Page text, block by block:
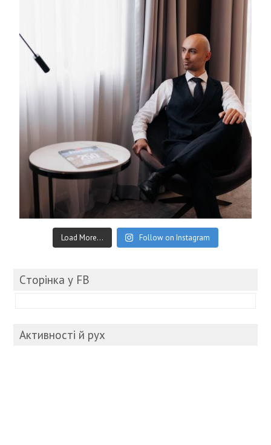
Load More... Follow on Instagram
Cторінка у FB
Активності й рух